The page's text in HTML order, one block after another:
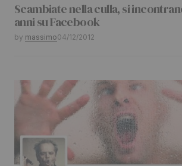
Your Name*
Submit Comment
Scambiate nella culla, si
anni su Facebook
by massimo04/12/2012